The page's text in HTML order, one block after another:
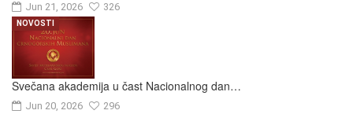
Jun 21, 2026 326
Svečana akademija u čast Nacionalnog dan…
Jun 20, 2026 296
NOVOSTI